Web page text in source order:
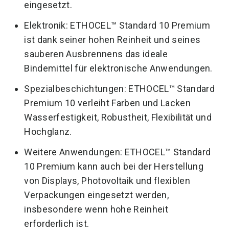
eingesetzt.
Elektronik: ETHOCEL™ Standard 10 Premium
ist dank seiner hohen Reinheit und seines
sauberen Ausbrennens das ideale
Bindemittel für elektronische Anwendungen.
Spezialbeschichtungen: ETHOCEL™ Standard
Premium 10 verleiht Farben und Lacken
Wasserfestigkeit, Robustheit, Flexibilität und
Hochglanz.
Weitere Anwendungen: ETHOCEL™ Standard
10 Premium kann auch bei der Herstellung
von Displays, Photovoltaik und flexiblen
Verpackungen eingesetzt werden,
insbesondere wenn hohe Reinheit
erforderlich ist.